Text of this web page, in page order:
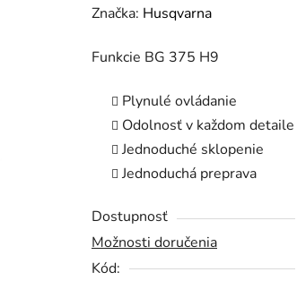
hodnotenie
je
hviezdičiek.
Značka: Husqvarna
Funkcie BG 375 H9
Plynulé ovládanie
Odolnosť v každom detaile
Jednoduché sklopenie
Jednoduchá preprava
Dostupnosť
Možnosti doručenia
Kód: